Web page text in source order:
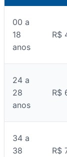
00 a
18
anos
R$
24 a
28
anos
R$
34 a
38
R$